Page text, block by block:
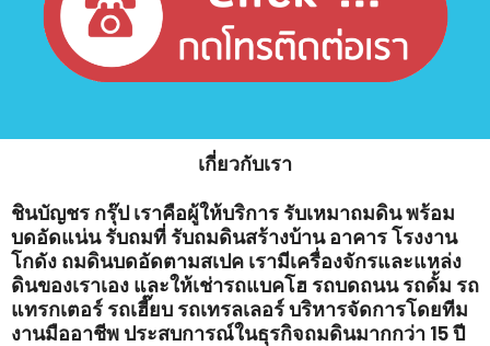
เกี่ยวกับเรา
ชินบัญชร กรุ๊ป เราคือผู้ให้บริการ รับเหมาถมดิน พร้อม
บดอัดแน่น รับถมที่ รับถมดินสร้างบ้าน อาคาร โรงงาน
โกดัง ถมดินบดอัดตามสเปค เรามีเครื่องจักรและแหล่ง
ดินของเราเอง และให้เช่ารถแบคโฮ รถบดถนน รถดั้ม รถ
แทรกเตอร์ รถเฮี๊ยบ รถเทรลเลอร์ บริหารจัดการโดยทีม
งานมืออาชีพ ประสบการณ์ในธุรกิจถมดินมากกว่า 15 ปี